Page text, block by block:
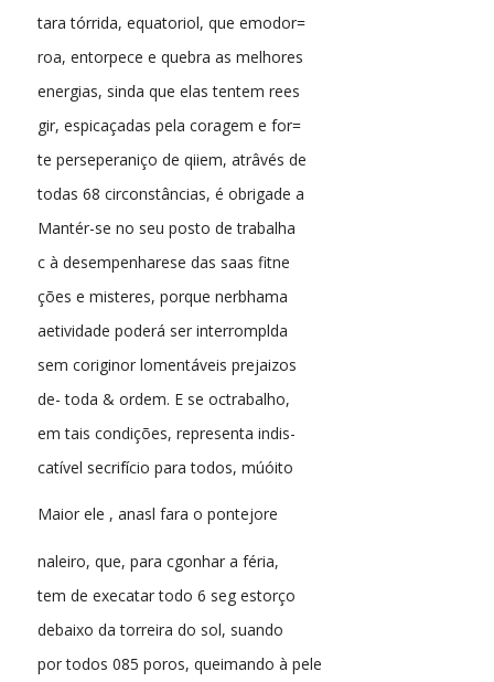
tara tórrida, equatoriol, que emodor=
roa, entorpece e quebra as melhores
energias, sinda que elas tentem rees
gir, espicaçadas pela coragem e for=
te perseperaniço de qiiem, atrâvés de
todas 68 circonstâncias, é obrigade a
Mantér-se no seu posto de trabalha
c à desempenharese das saas fitne
ções e misteres, porque nerbhama
aetividade poderá ser interromplda
sem coriginor lomentáveis prejaizos
de- toda & ordem. E se octrabalho,
em tais condições, representa indis-
catível secrifício para todos, múóito
Maior ele , anasl fara o pontejore
naleiro, que, para cgonhar a féria,
tem de execatar todo 6 seg estorço
debaixo da torreira do sol, suando
por todos 085 poros, queimando à pele